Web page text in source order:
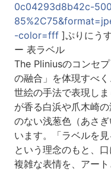
0c04293d8b42c-
-color=fff]ぷりにう
ー 表ラベル
The Pliniusのコンセ
の融合」を体現すべ
世絵の手法で表現し
が香る白浜や爪木崎
のない浅葱色（あさ
います。「ラベルを
という理念のもと、
複雑な表情を、アート